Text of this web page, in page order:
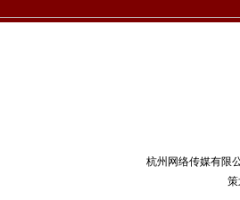
杭州网络传媒有限